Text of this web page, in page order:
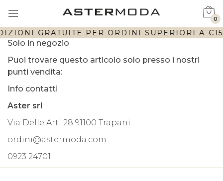
GRATUITE PER ORDINI SUPERIORI A
0
Solo in negozio
Puoi trovare questo articolo solo presso i nostri
punti vendita:
Info contatti
Aster srl
Via Delle Arti 28 91100 Trapani
ordini@astermoda.com
0923 24701